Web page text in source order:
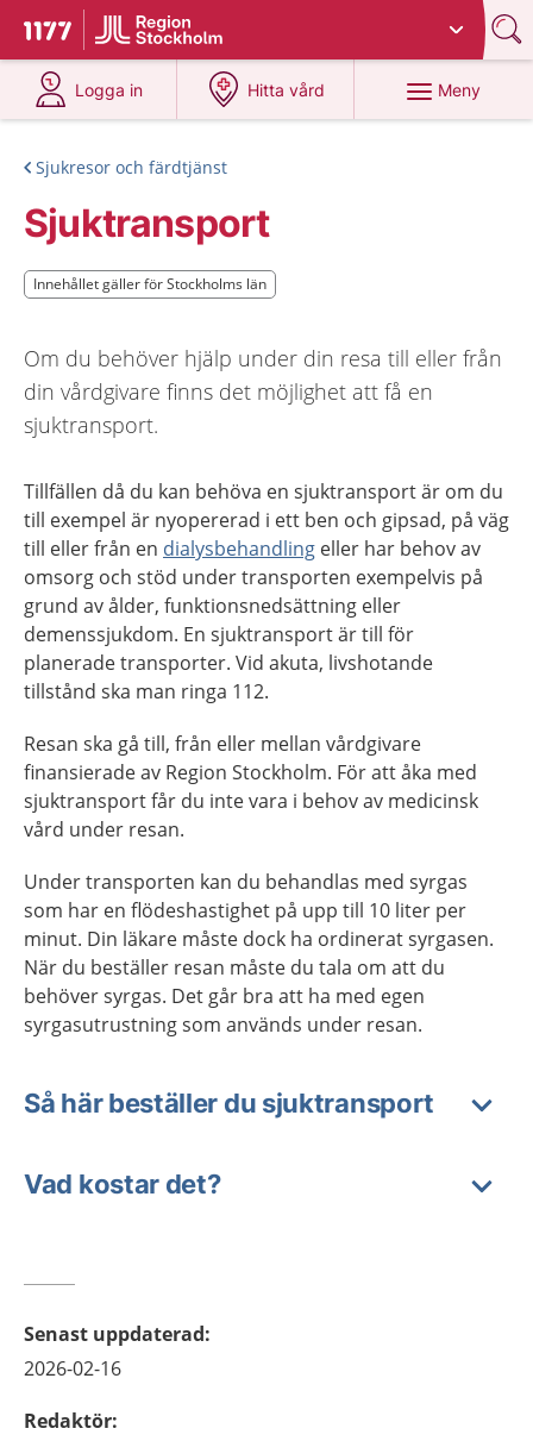
Till startsidan för 1177
Du har valt region
Logga in
på 1177.se
Hitta vård
på 1177.se
Meny
Sjukresor och färdtjänst
Sjuktransport
Innehållet gäller för Stockholms län
Innehållet gäller för Stockholms län
Om du behöver hjälp under din resa till eller från
din vårdgivare finns det möjlighet att få en
sjuktransport.
Tillfällen då du kan behöva en sjuktransport är om du
till exempel är nyopererad i ett ben och gipsad, på väg
till eller från en dialysbehandling eller har behov av
omsorg och stöd under transporten exempelvis på
grund av ålder, funktionsnedsättning eller
demenssjukdom. En sjuktransport är till för
planerade transporter. Vid akuta, livshotande
tillstånd ska man ringa 112.
Resan ska gå till, från eller mellan vårdgivare
finansierade av Region Stockholm. För att åka med
sjuktransport får du inte vara i behov av medicinsk
vård under resan.
Under transporten kan du behandlas med syrgas
som har en flödeshastighet på upp till 10 liter per
minut. Din läkare måste dock ha ordinerat syrgasen.
När du beställer resan måste du tala om att du
behöver syrgas. Det går bra att ha med egen
syrgasutrustning som används under resan.
Så här beställer du sjuktransport
Vad kostar det?
Senast uppdaterad:
2026-02-16
Redaktör: